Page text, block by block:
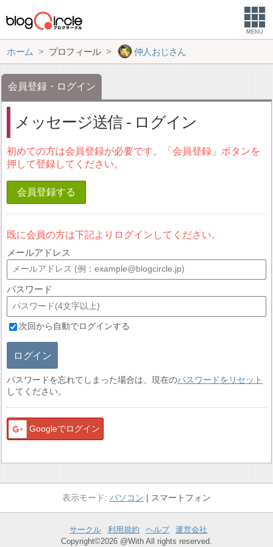
MENU
ホーム プロフィール 仲人おじさん
会員登録・ログイン
メッセージ送信 - ログイン
初めての方は会員登録が必要です。「会員登録」ボタンを
押して登録してください。
会員登録する
既に会員の方は下記よりログインしてください。
メールアドレス
パスワード
次回から自動でログインする
ログイン
パスワードを忘れてしまった場合は、現在のパスワードをリセット
してください。
Googleでログイン
パソコン スマートフォン
サークル 利用規約 ヘルプ
運営会社
Copyright©2026 @With All rights reserved.